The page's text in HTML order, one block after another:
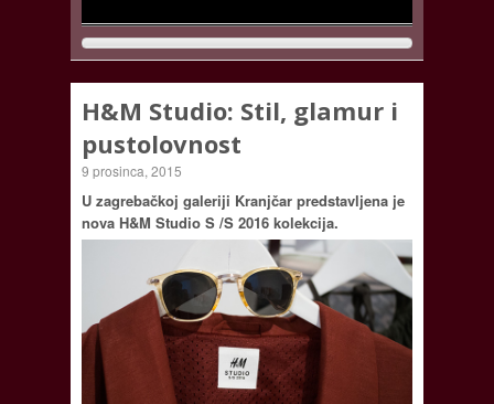
H&M Studio: Stil, glamur i
pustolovnost
9 prosinca, 2015
U zagrebačkoj galeriji Kranjčar predstavljena je
nova H&M Studio S /S 2016 kolekcija.